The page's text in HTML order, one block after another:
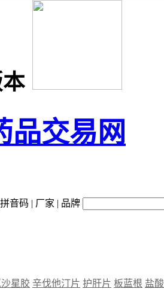
品交易网
音码 | 厂家 | 品牌
星胶 辛伐他汀片 护肝片 板蓝根 盐